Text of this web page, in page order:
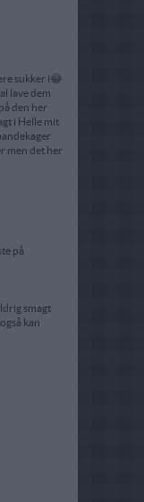
sukker i😂
lave dem
den her
i Helle mit
men det her
på
smagt
kan